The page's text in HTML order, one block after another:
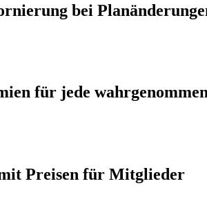
bei
für jede
Preisen für Mitglieder